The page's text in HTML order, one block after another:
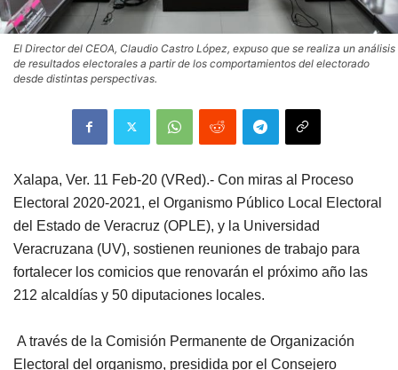
El Director del CEOA, Claudio Castro López, expuso que se realiza un análisis
de resultados electorales a partir de los comportamientos del electorado
desde distintas perspectivas.
Xalapa, Ver. 11 Feb-20 (VRed).- Con miras al Proceso
Electoral 2020-2021, el Organismo Público Local Electoral
del Estado de Veracruz (OPLE), y la Universidad
Veracruzana (UV), sostienen reuniones de trabajo para
fortalecer los comicios que renovarán el próximo año las
212 alcaldías y 50 diputaciones locales.
A través de la Comisión Permanente de Organización
Electoral del organismo, presidida por el Consejero